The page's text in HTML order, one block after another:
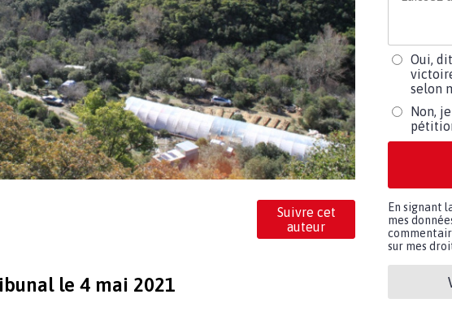
Suivre cet
auteur
le 4 mai 2021
Oui,
selon
Non,
En signant
mes
sur mes